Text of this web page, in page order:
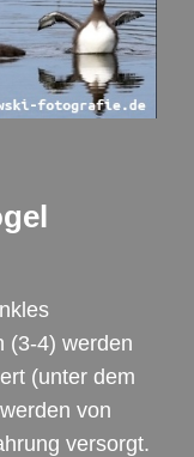
(3-4) werden
(unter dem
von
versorgt.